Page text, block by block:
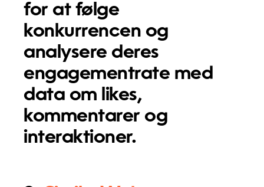
for at følge
konkurrencen og
analysere deres
engagementrate med
data om likes,
kommentarer og
interaktioner.